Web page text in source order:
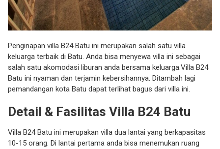
Penginapan villa B24 Batu ini merupakan salah satu villa
keluarga terbaik di Batu. Anda bisa menyewa villa ini sebagai
salah satu akomodasi liburan anda bersama keluarga.Villa B24
Batu ini nyaman dan terjamin kebersihannya. Ditambah lagi
pemandangan kota Batu dapat terlihat bagus dari villa ini.
Detail & Fasilitas Villa B24 Batu
Villa B24 Batu ini merupakan villa dua lantai yang berkapasitas
10-15 orang. Di lantai pertama anda bisa menemukan ruang